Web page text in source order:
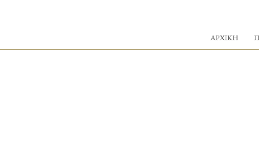
ΑΡΧΙΚΗ